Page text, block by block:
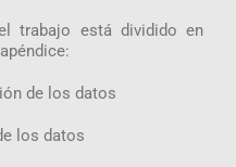
trabajo está dividido en
de los datos
los datos